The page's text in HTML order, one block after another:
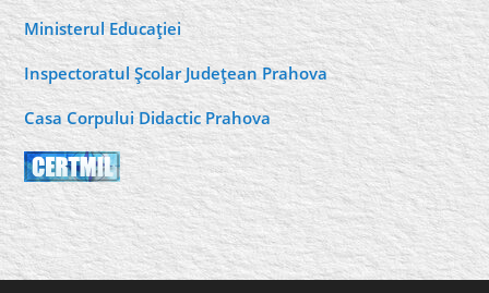
Ministerul Educaţiei
Inspectoratul Şcolar Judeţean Prahova
Casa Corpului Didactic Prahova